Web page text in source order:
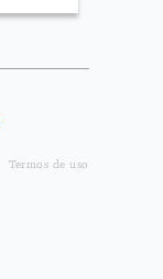
Termos de uso